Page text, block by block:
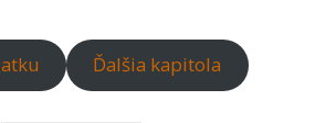
Ďalšia kapitola